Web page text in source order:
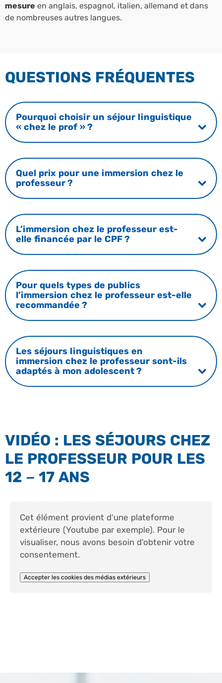
mesure en anglais, espagnol, italien, allemand et dans
de nombreuses autres langues.
QUESTIONS FRÉQUENTES
Pourquoi choisir un séjour linguistique
« chez le prof » ?
Quel prix pour une immersion chez le
professeur ?
L’immersion chez le professeur est-
elle financée par le CPF ?
Pour quels types de publics
l’immersion chez le professeur est-elle
recommandée ?
Les séjours linguistiques en
immersion chez le professeur sont-ils
adaptés à mon adolescent ?
VIDÉO : LES SÉJOURS CHEZ
LE PROFESSEUR POUR LES
12 – 17 ANS
Cet élément provient d'une plateforme
extérieure (Youtube par exemple). Pour le
visualiser, nous avons besoin d'obtenir votre
consentement.
Accepter les cookies des médias extérieurs